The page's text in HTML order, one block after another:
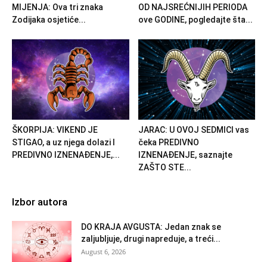
MIJENJA: Ova tri znaka
Zodijaka osjetiće...
OD NAJSREĆNIJIH PERIODA
ove GODINE, pogledajte šta...
ŠKORPIJA: VIKEND JE
STIGAO, a uz njega dolazi I
PREDIVNO IZNENAĐENJE,...
JARAC: U OVOJ SEDMICI vas
čeka PREDIVNO
IZNENAĐENJE, saznajte
ZAŠTO STE...
Izbor autora
DO KRAJA AVGUSTA: Jedan znak se
zaljubljuje, drugi napreduje, a treći...
August 6, 2026